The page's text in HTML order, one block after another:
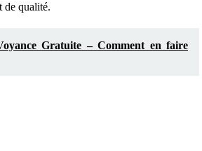
de qualité.
Gratuite – Comment en faire